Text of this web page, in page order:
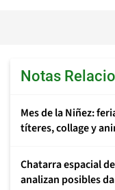
Notas
Mes de la Niñez:
títeres, collage y
Chatarra espacial
analizan posibles